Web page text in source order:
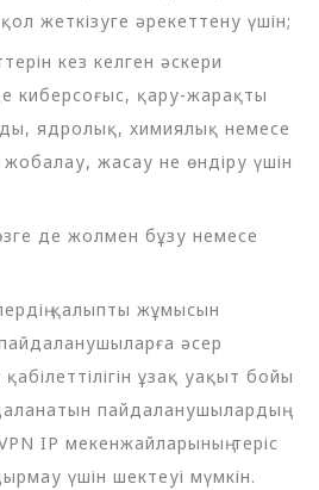
жеткізуге әрекеттену үшін;
кез келген әскери
киберсоғыс, қару-жарақты
ядролық, химиялық немесе
жасау не өндіру үшін
де жолмен бұзу немесе
қалыпты жұмысын
әсер
ұзақ уақыт бойы
пайдаланушылардың
IP мекенжайларының теріс
үшін шектеуі мүмкін.